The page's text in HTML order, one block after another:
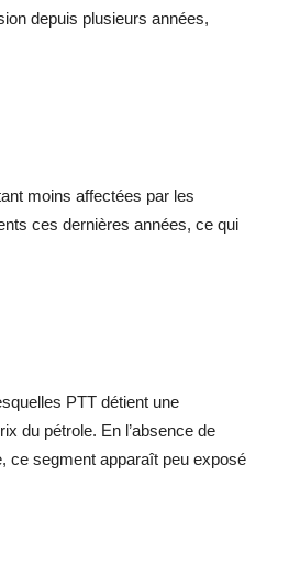
depuis plusieurs années,
moins affectées par les
ces dernières années, ce qui
PTT détient une
du pétrole. En l’absence de
ce segment apparaît peu exposé